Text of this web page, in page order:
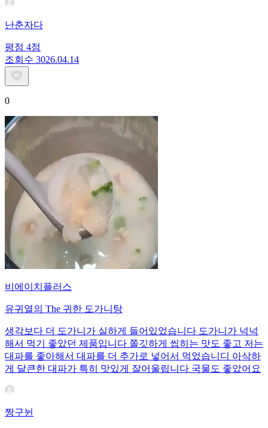
난춘자다
평점 4점
조회수 3026.04.14
0
비에이치플러스
유귀열의 The 귀한 도가니탕
생각보다 더 도가니가 실하게 들어있었습니다 도가니가 넉넉
해서 먹기 좋았던 제품입니다 쫄깃하게 씹히는 맛도 좋고 저는
대파를 좋아해서 대파를 더 추가로 넣어서 먹었습니디 아삭하
게 달큰한 대파가 특히 맛있게 잘어울립니다 국물도 좋았어요
짱구뉜